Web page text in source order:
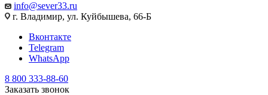
info@sever33.ru
г. Владимир, ул. Куйбышева, 66-Б
Вконтакте
Telegram
WhatsApp
8 800 333-88-60
Заказать звонок